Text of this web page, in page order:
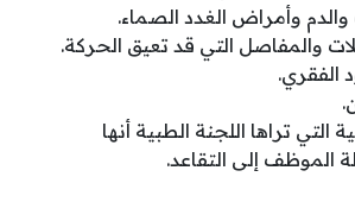
وأمراض الغدد الصماء.
والمفاصل التي قد تعيق الحركة.
الفقري.
التي تراها اللجنة الطبية أنها
الموظف إلى التقاعد.